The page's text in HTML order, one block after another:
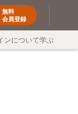
無料
会員登録
ンについて学ぶ